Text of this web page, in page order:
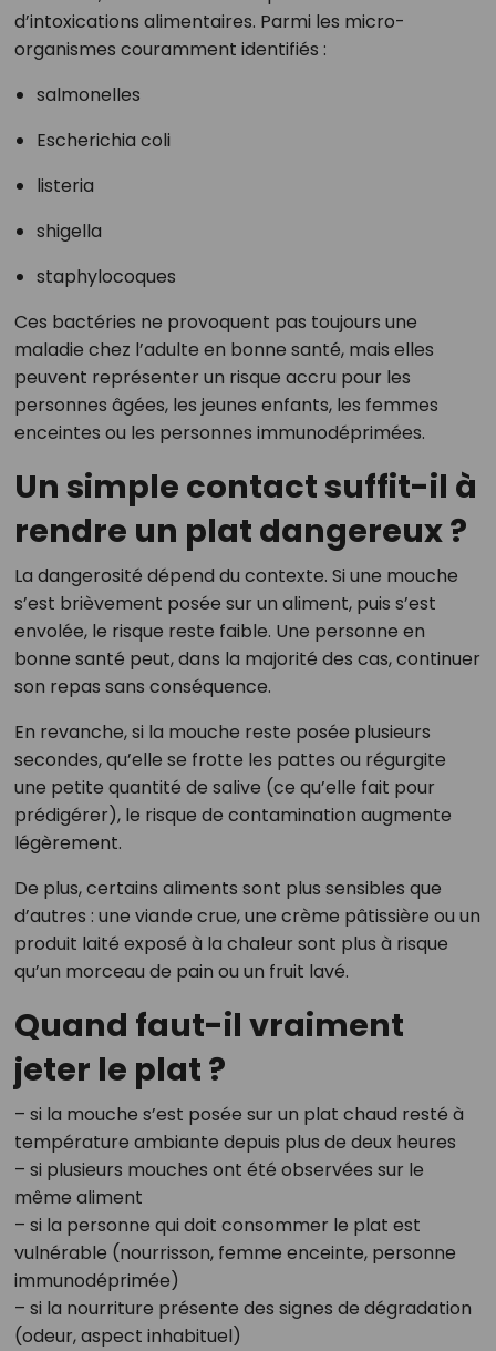
d’intoxications alimentaires. Parmi les micro-
organismes couramment identifiés :
salmonelles
Escherichia coli
listeria
shigella
staphylocoques
Ces bactéries ne provoquent pas toujours une
maladie chez l’adulte en bonne santé, mais elles
peuvent représenter un risque accru pour les
personnes âgées, les jeunes enfants, les femmes
enceintes ou les personnes immunodéprimées.
Un simple contact suffit-il à
rendre un plat dangereux ?
La dangerosité dépend du contexte. Si une mouche
s’est brièvement posée sur un aliment, puis s’est
envolée, le risque reste faible. Une personne en
bonne santé peut, dans la majorité des cas, continuer
son repas sans conséquence.
En revanche, si la mouche reste posée plusieurs
secondes, qu’elle se frotte les pattes ou régurgite
une petite quantité de salive (ce qu’elle fait pour
prédigérer), le risque de contamination augmente
légèrement.
De plus, certains aliments sont plus sensibles que
d’autres : une viande crue, une crème pâtissière ou un
produit laité exposé à la chaleur sont plus à risque
qu’un morceau de pain ou un fruit lavé.
Quand faut-il vraiment
jeter le plat ?
– si la mouche s’est posée sur un plat chaud resté à
température ambiante depuis plus de deux heures
– si plusieurs mouches ont été observées sur le
même aliment
– si la personne qui doit consommer le plat est
vulnérable (nourrisson, femme enceinte, personne
immunodéprimée)
– si la nourriture présente des signes de dégradation
(odeur, aspect inhabituel)